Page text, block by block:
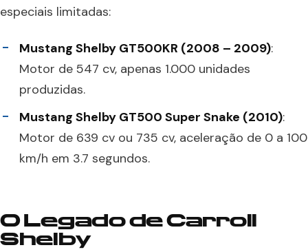
especiais limitadas:
Mustang Shelby GT500KR (2008 – 2009):
Motor de 547 cv, apenas 1.000 unidades
produzidas.
Mustang Shelby GT500 Super Snake (2010):
Motor de 639 cv ou 735 cv, aceleração de 0 a 100
km/h em 3.7 segundos.
O Legado de Carroll
Shelby